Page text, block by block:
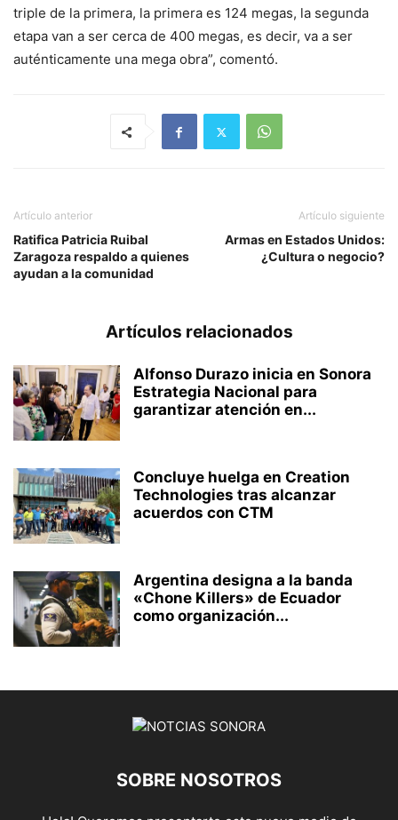
triple de la primera, la primera es 124 megas, la segunda
etapa van a ser cerca de 400 megas, es decir, va a ser
auténticamente una mega obra”, comentó.
Artículo anterior
Ratifica Patricia Ruibal
Zaragoza respaldo a quienes
ayudan a la comunidad
Artículo siguiente
Armas en Estados Unidos:
¿Cultura o negocio?
Artículos relacionados
Alfonso Durazo inicia en Sonora
Estrategia Nacional para
garantizar atención en...
Concluye huelga en Creation
Technologies tras alcanzar
acuerdos con CTM
Argentina designa a la banda
«Chone Killers» de Ecuador
como organización...
SOBRE NOSOTROS